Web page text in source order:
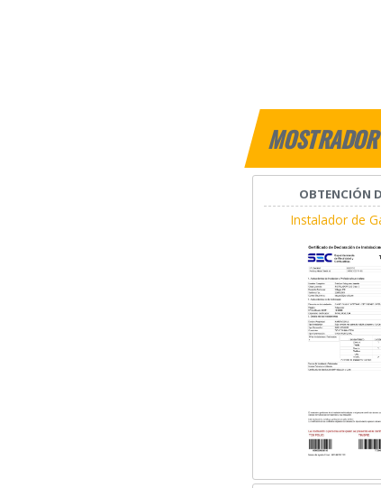
OBTENCIÓN
Instalador de